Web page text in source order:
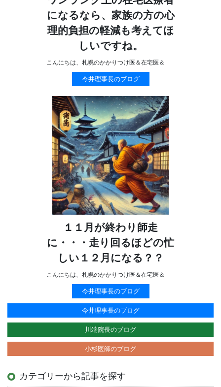
になるなら、家族の方の心
理的負担の軽減も考えてほ
しいですね。
こんにちは、札幌のかかりつけ医＆在宅医＆
今井理事長のブログ
１１月が終わり師走
に・・・走り回るほどの忙
しい１２月になる？？
こんにちは、札幌のかかりつけ医＆在宅医＆
今井理事長のブログ
今井理事長のブログ
川端院長のブログ
小杉医師のブログ
カテゴリーから記事を探す